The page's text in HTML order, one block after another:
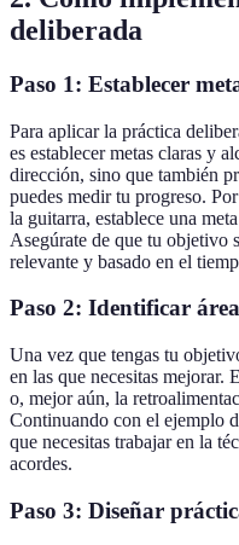
deliberada
Paso 1: Establecer
Para aplicar la práctica
es establecer metas claras y
dirección, sino que también
puedes medir tu progreso.
la guitarra, establece una
Asegúrate de que tu objetivo
relevante y basado en el
Paso 2: Identificar
Una vez que tengas tu
en las que necesitas mejorar.
o, mejor aún, la
Continuando con el ejemplo
que necesitas trabajar en la
acordes.
Paso 3: Diseñar